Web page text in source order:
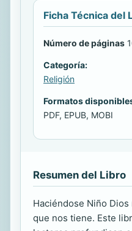
Ficha Técnica del
Número de páginas
Categoría:
Religión
Formatos
PDF, EPUB, MOBI
Resumen del Libro
Haciéndose Niño
que nos tiene. Este